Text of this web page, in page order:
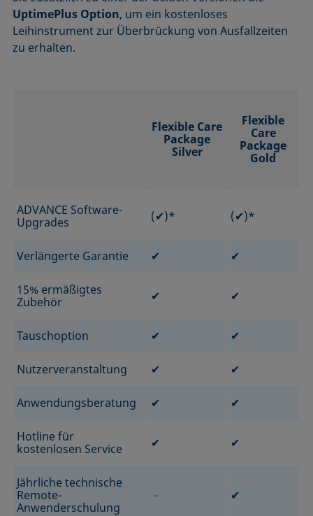
UptimePlus Option, um ein kostenloses
Leihinstrument zur Überbrückung von Ausfallzeiten
zu erhalten.
Flexible Care
Package
Silver
Flexible
Care
Package
Gold
ADVANCE Software-
Upgrades
(✔)* (✔)*
Verlängerte Garantie ✔ ✔
15% ermäßigtes
Zubehör
✔ ✔
Tauschoption ✔ ✔
Nutzerveranstaltung ✔ ✔
Anwendungsberatung ✔ ✔
Hotline für
kostenlosen Service
✔ ✔
Jährliche technische
Remote-
Anwenderschulung
﹣ ✔